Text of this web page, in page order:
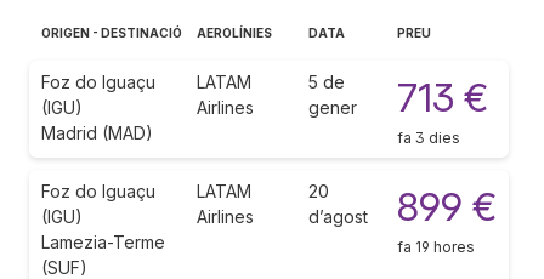
ORIGEN - DESTINACIÓ AEROLÍNIES DATA PREU
Foz do Iguaçu
(IGU)
Madrid (MAD)
LATAM
Airlines
5 de
gener
713 €
fa 3 dies
Foz do Iguaçu
(IGU)
Lamezia-Terme
(SUF)
LATAM
Airlines
20
d’agost
899 €
fa 19 hores